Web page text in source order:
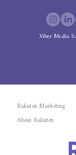
Rakuten Marketing
About Rakuten